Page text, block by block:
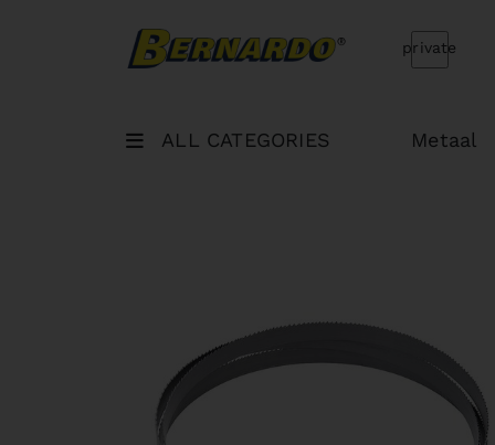
Bernardo Home
private
ALL CATEGORIES Metaal